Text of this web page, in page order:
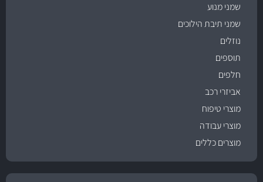
שמני מנוע
שמני תיבת הילוכים
נוזלים
תוספים
חלפים
אביזרי רכב
מוצרי טיפוח
מוצרי עבודה
מוצרים כללים